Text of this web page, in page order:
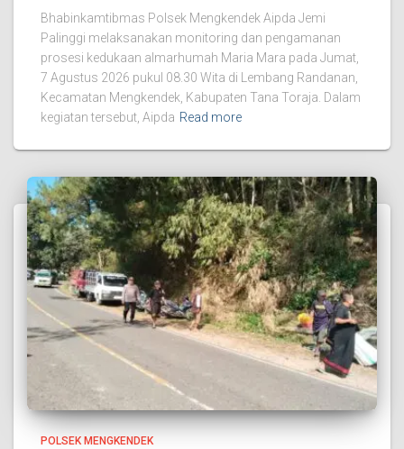
Bhabinkamtibmas Polsek Mengkendek Aipda Jemi
Palinggi melaksanakan monitoring dan pengamanan
prosesi kedukaan almarhumah Maria Mara pada Jumat,
7 Agustus 2026 pukul 08.30 Wita di Lembang Randanan,
Kecamatan Mengkendek, Kabupaten Tana Toraja. Dalam
kegiatan tersebut, Aipda Read more
POLSEK MENGKENDEK